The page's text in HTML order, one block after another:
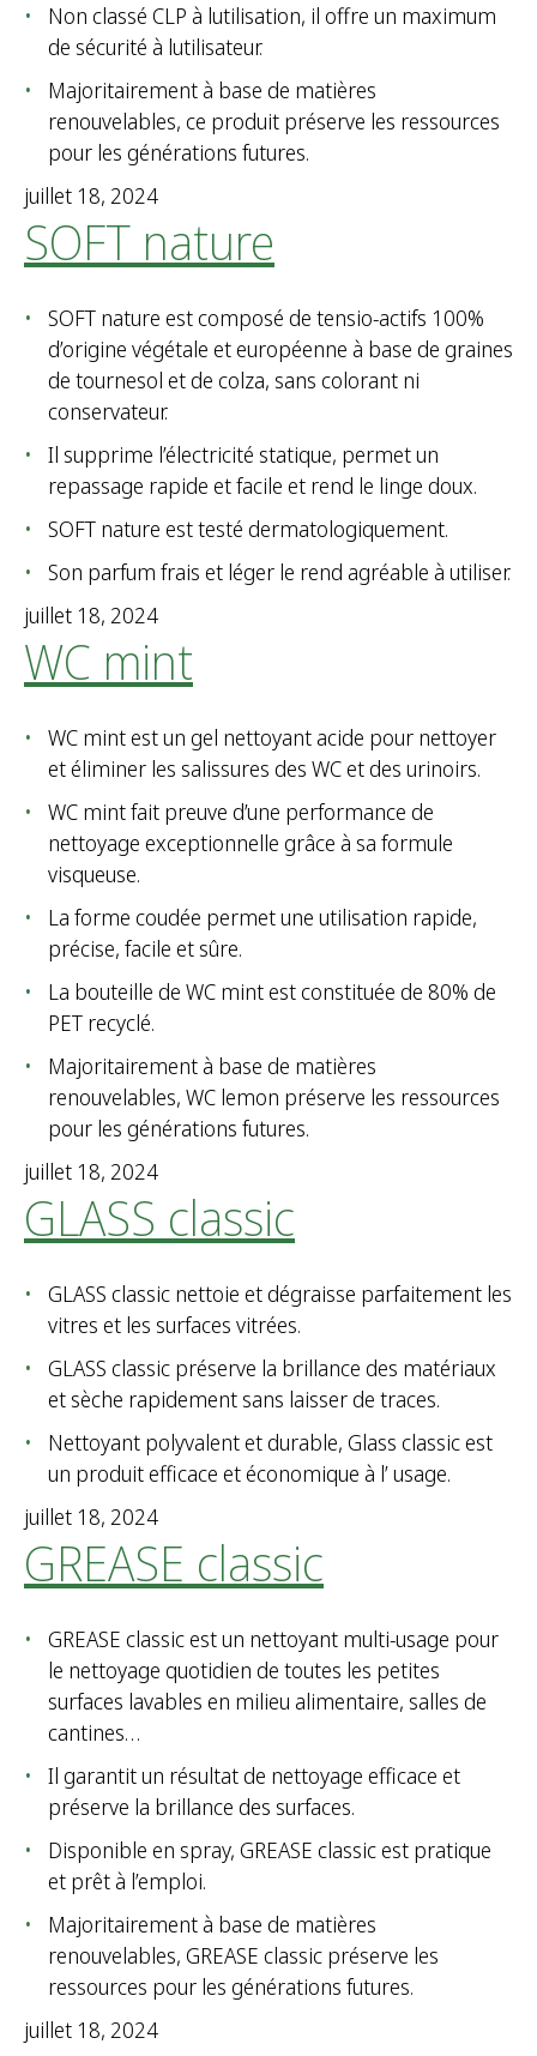
Non classé CLP à lutilisation, il offre un maximum
de sécurité à lutilisateur.
Majoritairement à base de matières
renouvelables, ce produit préserve les ressources
pour les générations futures.
juillet 18, 2024
SOFT nature
SOFT nature est composé de tensio-actifs 100%
d’origine végétale et européenne à base de graines
de tournesol et de colza, sans colorant ni
conservateur.
Il supprime l’électricité statique, permet un
repassage rapide et facile et rend le linge doux.
SOFT nature est testé dermatologiquement.
Son parfum frais et léger le rend agréable à utiliser.
juillet 18, 2024
WC mint
WC mint est un gel nettoyant acide pour nettoyer
et éliminer les salissures des WC et des urinoirs.
WC mint fait preuve d’une performance de
nettoyage exceptionnelle grâce à sa formule
visqueuse.
La forme coudée permet une utilisation rapide,
précise, facile et sûre.
La bouteille de WC mint est constituée de 80% de
PET recyclé.
Majoritairement à base de matières
renouvelables, WC lemon préserve les ressources
pour les générations futures.
juillet 18, 2024
GLASS classic
GLASS classic nettoie et dégraisse parfaitement les
vitres et les surfaces vitrées.
GLASS classic préserve la brillance des matériaux
et sèche rapidement sans laisser de traces.
Nettoyant polyvalent et durable, Glass classic est
un produit efficace et économique à l’ usage.
juillet 18, 2024
GREASE classic
GREASE classic est un nettoyant multi-usage pour
le nettoyage quotidien de toutes les petites
surfaces lavables en milieu alimentaire, salles de
cantines…
Il garantit un résultat de nettoyage efficace et
préserve la brillance des surfaces.
Disponible en spray, GREASE classic est pratique
et prêt à l’emploi.
Majoritairement à base de matières
renouvelables, GREASE classic préserve les
ressources pour les générations futures.
juillet 18, 2024